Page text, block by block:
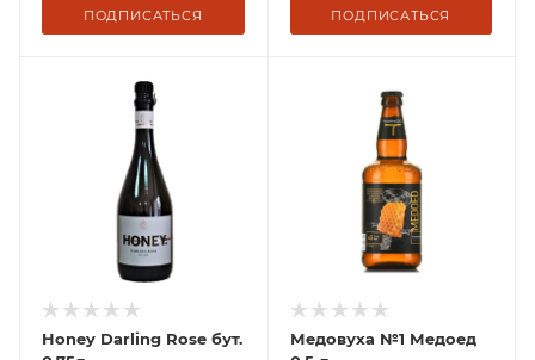
ПОДПИСАТЬСЯ ПОДПИСАТЬСЯ
Honey Darling Rose бут.
Медовуха №1 Медоед